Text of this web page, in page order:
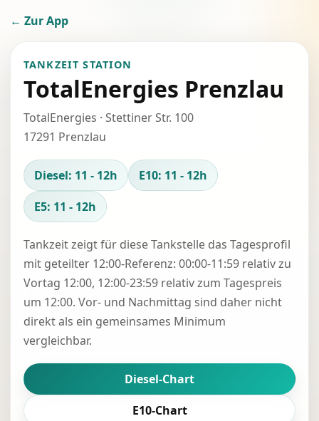
← Zur App
TANKZEIT STATION
TotalEnergies Prenzlau
TotalEnergies · Stettiner Str. 100
17291 Prenzlau
Diesel: 11 - 12h
E10: 11 - 12h
E5: 11 - 12h
Tankzeit zeigt für diese Tankstelle das Tagesprofil
mit geteilter 12:00-Referenz: 00:00-11:59 relativ zu
Vortag 12:00, 12:00-23:59 relativ zum Tagespreis
um 12:00. Vor- und Nachmittag sind daher nicht
direkt als ein gemeinsames Minimum
vergleichbar.
Diesel-Chart
E10-Chart